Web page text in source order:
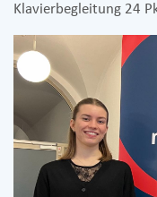
Klavierbegleitung 24